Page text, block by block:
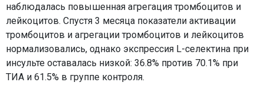
наблюдалась повышенная агрегация тромбоцитов и
лейкоцитов. Спустя 3 месяца показатели активации
тромбоцитов и агрегации тромбоцитов и лейкоцитов
нормализовались, однако экспрессия L-селектина при
инсульте оставалась низкой: 36.8% против 70.1% при
ТИА и 61.5% в группе контроля.